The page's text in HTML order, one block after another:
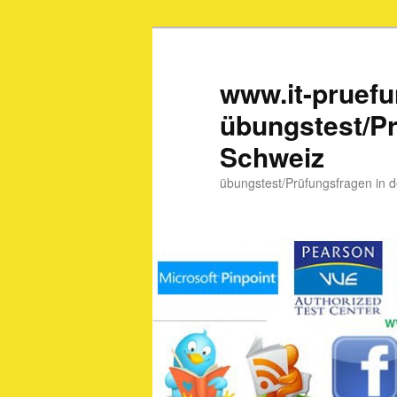
www.it-
übungstest/
Schweiz
übungstest/Prüfungsfragen in